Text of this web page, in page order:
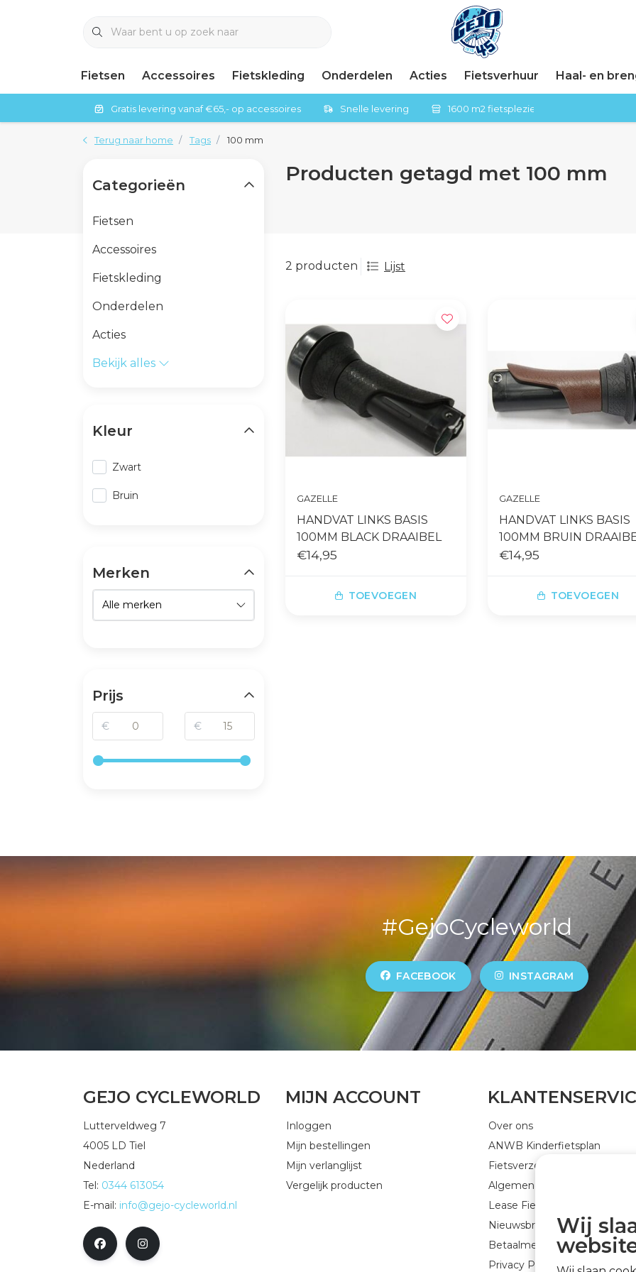
Fietsen Accessoires Fietskleding Onderdelen Acties Fietsverhuur Haal- en
Gratis levering vanaf €65,- op accessoires Snelle levering 1600 m2 fietsplezier in Tiel
Terug naar home Tags 100 mm
Producten getagd met 100 mm
2 producten Lijst
GAZELLE
HANDVAT LINKS BASIS
100MM BLACK DRAAIBEL
€14,95
TOEVOEGEN
GAZELLE
HANDVAT LINKS BASIS
100MM BRUIN
€14,95
TOEVOEGEN
Categorieën
Fietsen
Accessoires
Fietskleding
Onderdelen
Acties
Bekijk alles
Kleur
Zwart
Bruin
Merken
Prijs
€ €
#GejoCycleworld
FACEBOOK INSTAGRAM
GEJO CYCLEWORLD
Lutterveldweg 7
4005 LD Tiel
Nederland
Tel: 0344 613054
E-mail: info@gejo-cycleworld.nl
MIJN ACCOUNT
Inloggen
Mijn bestellingen
Mijn verlanglijst
Vergelijk producten
Over ons
ANWB Kinderfietsplan
Fietsverzekering
Algemene voorwaarden
Lease Fiets
Nieuwsbrief GEJO Cycleworld
Betaalmethoden
Privacy Policy
Wij